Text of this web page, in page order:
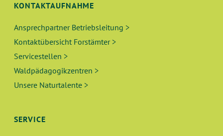
KONTAKTAUFNAHME
Ansprechpartner Betriebsleitung >
Kontaktübersicht Forstämter >
Servicestellen >
Waldpädagogikzentren >
Unsere Naturtalente >
SERVICE